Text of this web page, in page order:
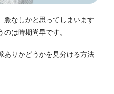
脈なしかと思ってしまいます
は時期尚早です。
ありかどうかを見分ける方法